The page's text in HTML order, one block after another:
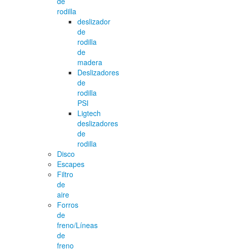
rodilla
deslizador
de
rodilla
de
madera
Deslizadores
de
rodilla
PSI
Ligtech
deslizadores
de
rodilla
Disco
Escapes
Filtro
de
aire
Forros
de
freno/Líneas
de
freno